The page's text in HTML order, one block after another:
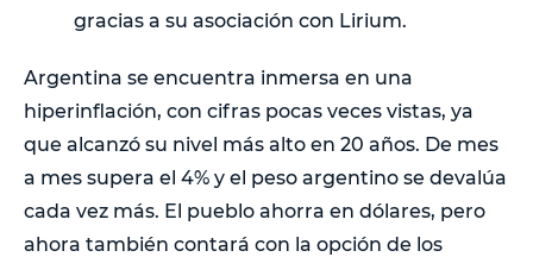
gracias a su asociación con Lirium.
Argentina se encuentra inmersa en una
hiperinflación, con cifras pocas veces vistas, ya
que alcanzó su nivel más alto en 20 años. De mes
a mes supera el 4% y el peso argentino se devalúa
cada vez más. El pueblo ahorra en dólares, pero
ahora también contará con la opción de los